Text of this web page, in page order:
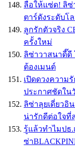
ลือให้แซ่ด! ลิซ่
ตาร์ดังระดับโ
ลูกรักตัวจริง
ครั้งใหม่
ลิซ่าวาสนาดี๊ดี
ต้องเมนต์
เปิดดวงความ
ประกาศชัดใน
ลิซ่าลุยเดี่ยวอิ
น่ารักดีต่อใจที่
รู้แล้วทำไมปธ.
ซ่า